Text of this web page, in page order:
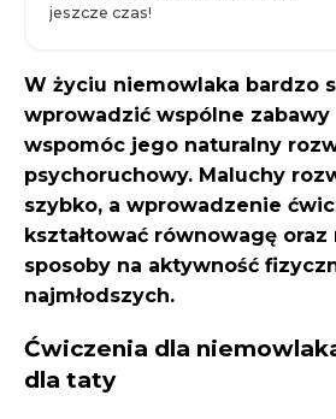
jeszcze czas!
W życiu niemowlaka bardzo
wprowadzić wspólne zabawy
wspomóc jego naturalny
psychoruchowy. Maluchy
szybko, a wprowadzenie
kształtować równowagę
sposoby na aktywność
najmłodszych.
Ćwiczenia dla
dla taty